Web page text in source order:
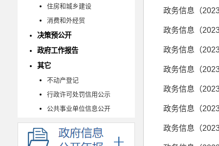
住房和城乡建设
消费和外经贸
决策预公开
政府工作报告
其它
不动产登记
行政许可处罚信用公示
公共事业单位信息公开
政务信息（
政务信息（
政务信息（
政务信息（
政务信息（
政务信息（
政务信息（